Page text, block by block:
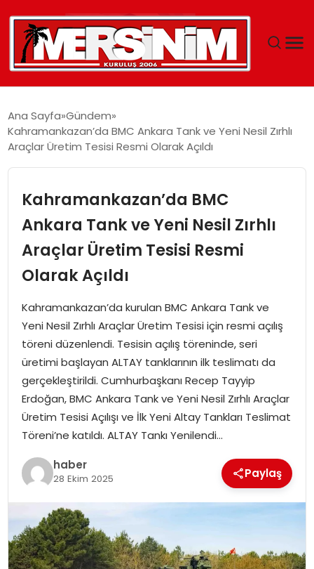
YAŞAM
EĞITIM
EKONOMI
MAGAZIN
DÜNYA
OTOMOBIL
Ana Sayfa Gündem
Kahramankazan’da BMC Ankara Tank ve Yeni Nesil Zırhlı
Araçlar Üretim Tesisi Resmi Olarak Açıldı
Kahramankazan’da BMC
Ankara Tank ve Yeni Nesil Zırhlı
Araçlar Üretim Tesisi Resmi
Olarak Açıldı
Kahramankazan’da kurulan BMC Ankara Tank ve
Yeni Nesil Zırhlı Araçlar Üretim Tesisi için resmi açılış
töreni düzenlendi. Tesisin açılış töreninde, seri
üretimi başlayan ALTAY tanklarının ilk teslimatı da
gerçekleştirildi. Cumhurbaşkanı Recep Tayyip
Erdoğan, BMC Ankara Tank ve Yeni Nesil Zırhlı Araçlar
Üretim Tesisi Açılışı ve İlk Yeni Altay Tankları Teslimat
Töreni’ne katıldı. ALTAY Tankı Yenilendi…
haber
28 Ekim 2025 Paylaş